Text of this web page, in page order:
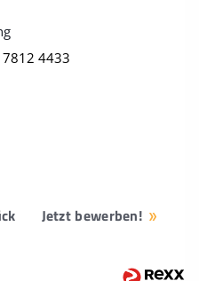
4433
Jetzt bewerben!